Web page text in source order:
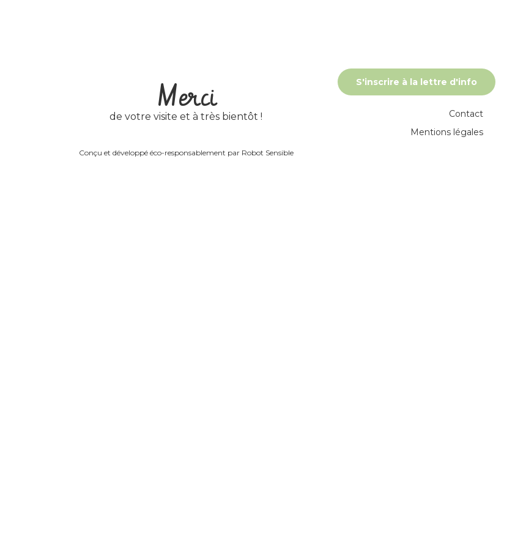
Merci
de votre visite et à très bientôt !
S'inscrire à la lettre d'info
Contact
Mentions légales
Conçu et développé éco-responsablement par Robot Sensible